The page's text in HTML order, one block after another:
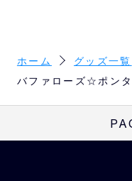
ホーム
グッズ一覧
バファローズ☆ポン